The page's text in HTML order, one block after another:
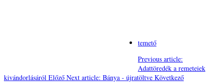
temető
Previous article:
Adattöredék a remeteiek
kivándorlásáról Előző Next article: Bánya - újratöltve Következő